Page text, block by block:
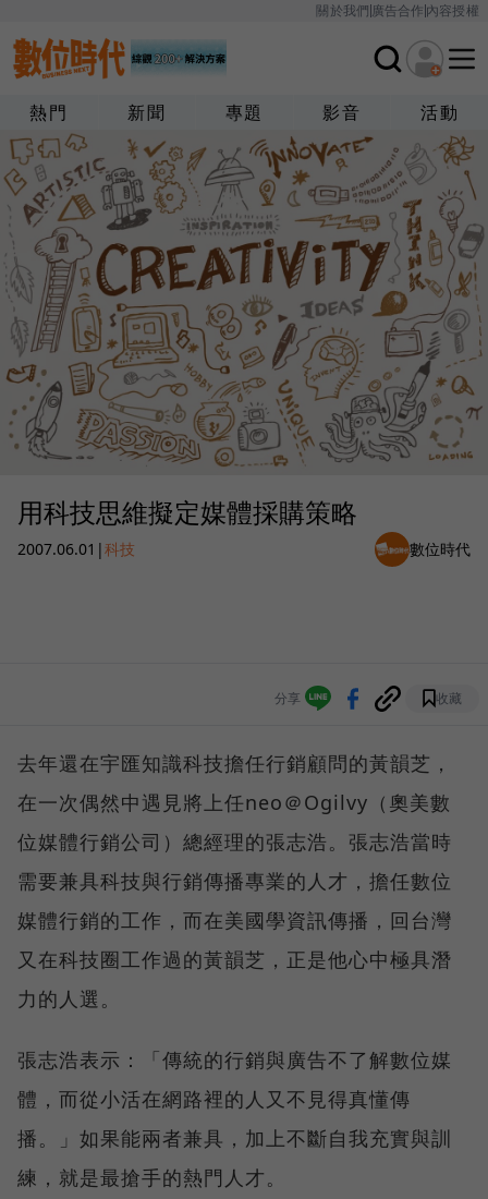
關於我們廣告合作內容授權
熱門 新聞 專題 影音 活動
用科技思維擬定媒體採購策略
2007.06.01 |科技 數位時代
分享 收藏
去年還在宇匯知識科技擔任行銷顧問的黃韻芝，
在一次偶然中遇見將上任neo＠Ogilvy（奧美數
位媒體行銷公司）總經理的張志浩。張志浩當時
需要兼具科技與行銷傳播專業的人才，擔任數位
媒體行銷的工作，而在美國學資訊傳播，回台灣
又在科技圈工作過的黃韻芝，正是他心中極具潛
力的人選。
張志浩表示：「傳統的行銷與廣告不了解數位媒
體，而從小活在網路裡的人又不見得真懂傳
播。」如果能兩者兼具，加上不斷自我充實與訓
練，就是最搶手的熱門人才。